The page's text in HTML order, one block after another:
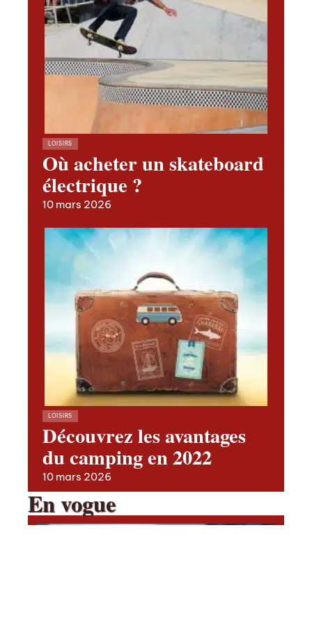
LOISIRS
Où acheter un skateboard
électrique ?
10 mars 2026
LOISIRS
Découvrez les avantages
du camping en 2022
10 mars 2026
En vogue